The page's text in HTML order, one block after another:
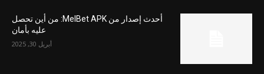
أحدث إصدار من MelBet APK: من أين تحصل
عليه بأمان
أبريل 30, 2025